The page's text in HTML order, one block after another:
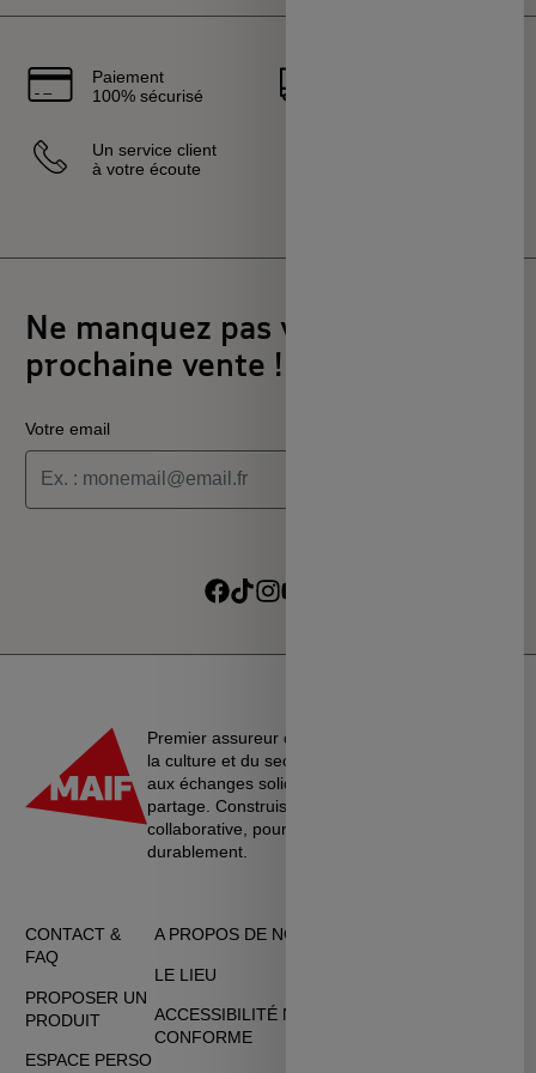
Paiement
100% sécurisé
Un service client
à votre écoute
Ne manquez pas votre
prochaine vente !
Votre email
Je souhaite recevoir les alertes des ventes découvertes du
Premier assureur du monde de l’éducation, de
la culture et du secteur associatif, La MAIF croit
aux échanges solidaires, à l’entraide et au
partage. Construisons une société plus
collaborative, pour vivre ensemble…
durablement.
CONTACT &
FAQ
PROPOSER UN
PRODUIT
ESPACE PERSO
A PROPOS DE NOUS
LE LIEU
ACCESSIBILITÉ NON
CONFORME